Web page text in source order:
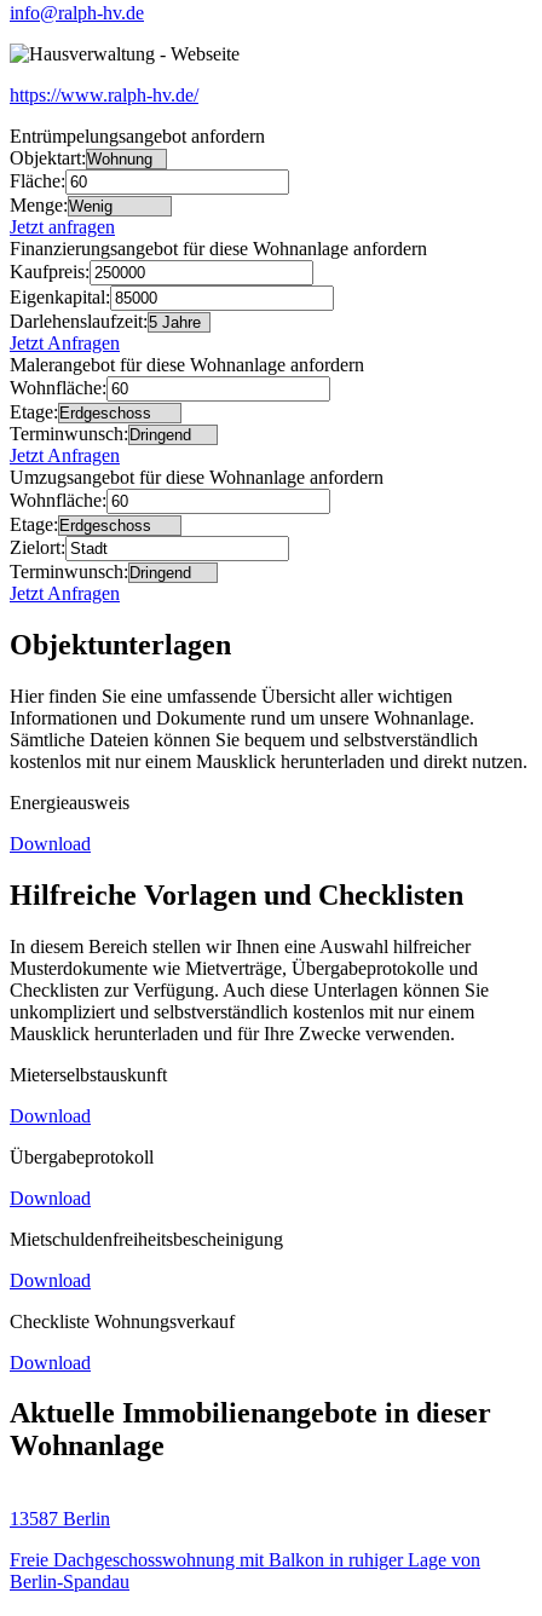
info@ralph-hv.de
https://www.ralph-hv.de/
Entrümpelungsangebot anfordern
Objektart:
Fläche:
Menge:
Jetzt anfragen
Finanzierungsangebot für diese Wohnanlage anfordern
Kaufpreis:
Eigenkapital:
Darlehenslaufzeit:
Jetzt Anfragen
Malerangebot für diese Wohnanlage anfordern
Wohnfläche:
Etage:
Terminwunsch:
Jetzt Anfragen
Umzugsangebot für diese Wohnanlage anfordern
Wohnfläche:
Etage:
Zielort:
Terminwunsch:
Jetzt Anfragen
Objektunterlagen
Hier finden Sie eine umfassende Übersicht aller wichtigen
Informationen und Dokumente rund um unsere Wohnanlage.
Sämtliche Dateien können Sie bequem und selbstverständlich
kostenlos mit nur einem Mausklick herunterladen und direkt nutzen.
Energieausweis
Download
Hilfreiche Vorlagen und Checklisten
In diesem Bereich stellen wir Ihnen eine Auswahl hilfreicher
Musterdokumente wie Mietverträge, Übergabeprotokolle und
Checklisten zur Verfügung. Auch diese Unterlagen können Sie
unkompliziert und selbstverständlich kostenlos mit nur einem
Mausklick herunterladen und für Ihre Zwecke verwenden.
Mieterselbstauskunft
Download
Übergabeprotokoll
Download
Mietschuldenfreiheitsbescheinigung
Download
Checkliste Wohnungsverkauf
Download
Aktuelle Immobilienangebote in dieser
Wohnanlage
13587 Berlin
Freie Dachgeschosswohnung mit Balkon in ruhiger Lage von
Berlin-Spandau